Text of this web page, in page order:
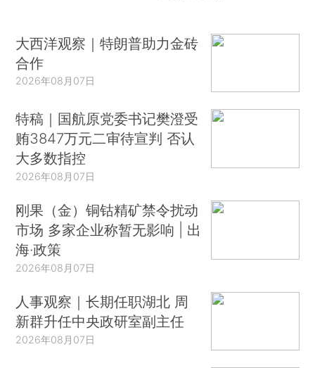
大西洋观察｜特朗普助力金砖
合作
2026年08月07日
特稿｜国航原党委书记樊澄受
贿3847万元二审待宣判 否认
大多数指控
2026年08月07日
刚果（金）铜钴精矿禁令扰动
市场 多家企业称暂无影响 | 出
海·政策
2026年08月07日
人事观察｜长期任职湖北 周
新群升任中央政研室副主任
2026年08月07日